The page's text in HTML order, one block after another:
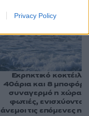
Privacy Policy
Εκρηκτικό κοκτέιλ
40άρια και 8 μποφόρ
συναγερμό η χώρα
φωτιές, ενισχύονται
άνεμοι τις επόμενες